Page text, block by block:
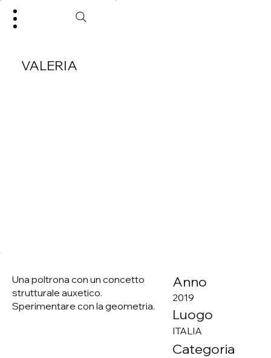
VALERIA
Una poltrona con un concetto
strutturale auxetico.
Sperimentare con la geometria.
Anno
2019
Luogo
ITALIA
Categoria